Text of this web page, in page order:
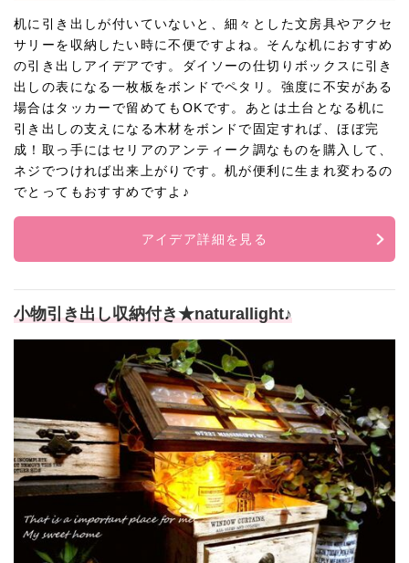
机に引き出しが付いていないと、細々とした文房具やアクセ
サリーを収納したい時に不便ですよね。そんな机におすすめ
の引き出しアイデアです。ダイソーの仕切りボックスに引き
出しの表になる一枚板をボンドでペタリ。強度に不安がある
場合はタッカーで留めてもOKです。あとは土台となる机に
引き出しの支えになる木材をボンドで固定すれば、ほぼ完
成！取っ手にはセリアのアンティーク調なものを購入して、
ネジでつければ出来上がりです。机が便利に生まれ変わるの
でとってもおすすめですよ♪
アイデア詳細を見る
小物引き出し収納付き★naturallight♪